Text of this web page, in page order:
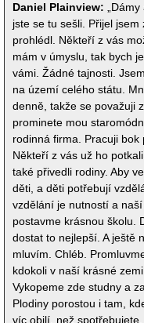
Daniel Plainview:
jste se tu sešli. Přijel
prohlédl. Někteří z vás
mám v úmyslu, tak bych
vámi. Žádné tajnosti.
na území celého státu.
denně, takže se považuji
prominete mou
rodinná firma. Pracuji bok
Někteří z vás už ho
také přivedli rodiny. Aby
děti, a děti potřebují
vzdělání je nutností a
postavme krásnou školu.
dostat to nejlepší. A ještě
mluvím. Chléb.
kdokoli v naší krásné
Vykopeme zde studny a
Plodiny porostou i tam,
víc obilí, než